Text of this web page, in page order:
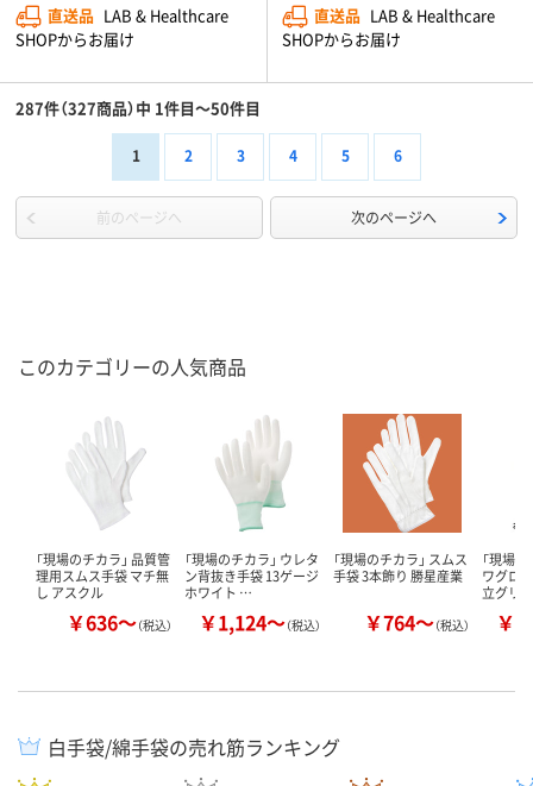
直送品 LAB & Healthcare
SHOPからお届け
直送品 LAB & Healthcare
SHOPからお届け
287件（327商品）中 1件目～50件目
1 2 3 4 5 6
前のページへ 次のページへ
このカテゴリーの人気商品
「現場のチカラ」 品質管
理用スムス手袋 マチ無
し アスクル
￥636～（税込）
「現場のチカラ」 ウレタ
ン背抜き手袋 13ゲージ
ホワイト …
￥1,124～（税込）
「現場のチカラ」 スムス
手袋 3本飾り 勝星産業
￥764～（税込）
「現場
ワグロ
立グリ
￥
白手袋/綿手袋の売れ筋ランキング